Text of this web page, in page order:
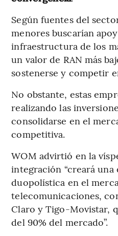
Según fuentes del
menores buscarían
infraestructura de los
un valor de RAN más
sostenerse y competir
No obstante, estas
realizando las
consolidarse en el
competitiva.
WOM advirtió en la
integración “creará
duopolística en el
telecomunicaciones,
Claro y Tigo-Movistar,
del 90% del mercado”.